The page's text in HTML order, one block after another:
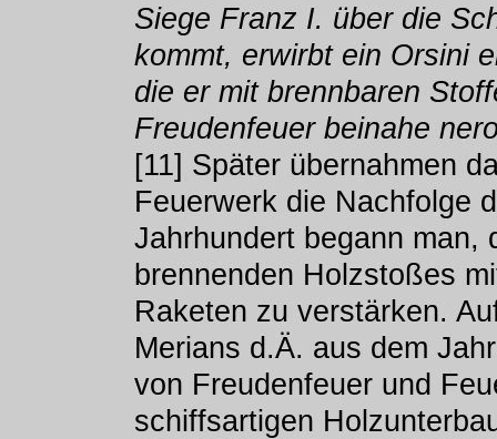
Siege Franz I. über die
kommt, erwirbt ein Orsini
die er mit brennbaren
Freudenfeuer beinahe
[11] Später übernahmen
Feuerwerk die Nachfolge
Jahrhundert begann man,
brennenden Holzstoßes
Raketen zu verstärken.
Merians d.Ä. aus dem
von Freudenfeuer und
schiffsartigen